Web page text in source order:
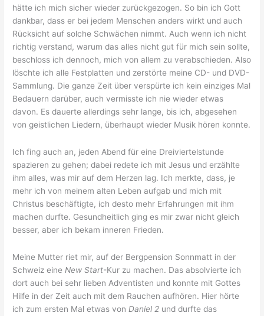
hätte ich mich sicher wieder zurückgezogen. So bin ich Gott
dankbar, dass er bei jedem Menschen anders wirkt und auch
Rücksicht auf solche Schwächen nimmt. Auch wenn ich nicht
richtig verstand, warum das alles nicht gut für mich sein sollte,
beschloss ich dennoch, mich von allem zu verabschieden. Also
löschte ich alle Festplatten und zerstörte meine CD- und DVD-
Sammlung. Die ganze Zeit über verspürte ich kein einziges Mal
Bedauern darüber, auch vermisste ich nie wieder etwas
davon. Es dauerte allerdings sehr lange, bis ich, abgesehen
von geistlichen Liedern, überhaupt wieder Musik hören konnte.
Ich fing auch an, jeden Abend für eine Dreiviertelstunde
spazieren zu gehen; dabei redete ich mit Jesus und erzählte
ihm alles, was mir auf dem Herzen lag. Ich merkte, dass, je
mehr ich von meinem alten Leben aufgab und mich mit
Christus beschäftigte, ich desto mehr Erfahrungen mit ihm
machen durfte. Gesundheitlich ging es mir zwar nicht gleich
besser, aber ich bekam inneren Frieden.
Meine Mutter riet mir, auf der Bergpension Sonnmatt in der
Schweiz eine New Start-Kur zu machen. Das absolvierte ich
dort auch bei sehr lieben Adventisten und konnte mit Gottes
Hilfe in der Zeit auch mit dem Rauchen aufhören. Hier hörte
ich zum ersten Mal etwas von Daniel 2 und durfte das